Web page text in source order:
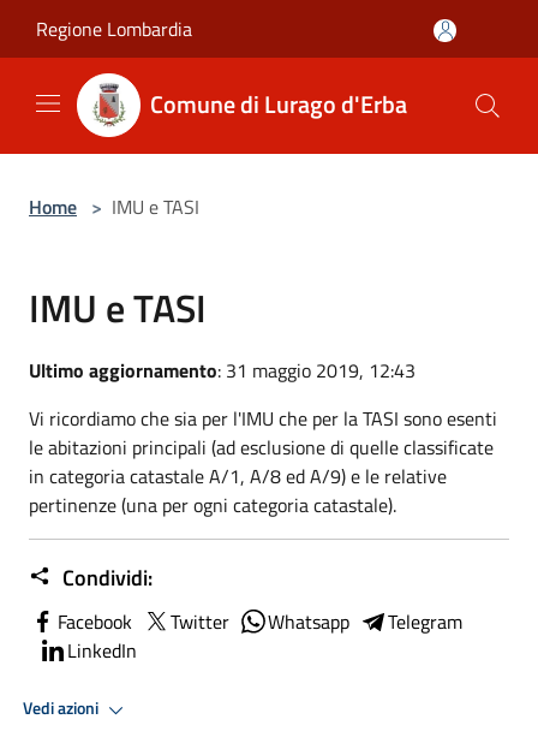
Regione Lombardia
Comune di Lurago d'Erba
Home > IMU e TASI
IMU e TASI
Ultimo aggiornamento: 31 maggio 2019, 12:43
Vi ricordiamo che sia per l'IMU che per la TASI sono esenti
le abitazioni principali (ad esclusione di quelle classificate
in categoria catastale A/1, A/8 ed A/9) e le relative
pertinenze (una per ogni categoria catastale).
Condividi:
Facebook Twitter Whatsapp
Telegram
LinkedIn
Vedi azioni